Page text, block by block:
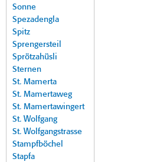
Sonne
Spezadengla
Spitz
Sprengersteil
Sprötzahüsli
Sternen
St. Mamerta
St. Mamertaweg
St. Mamertawingert
St. Wolfgang
St. Wolfgangstrasse
Stampfböchel
Stapfa